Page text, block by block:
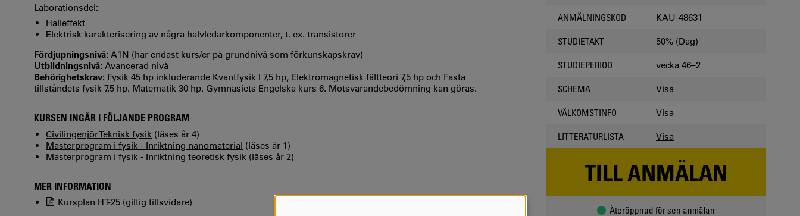
Laborationsdel:
Halleffekt
Elektrisk karakterisering av några halvledarkomponenter, t. ex. transistorer
Fördjupningsnivå: A1N (har endast kurs/er på grundnivå som förkunskapskrav)
Utbildningsnivå: Avancerad nivå
Behörighetskrav: Fysik 45 hp inkluderande Kvantfysik I 7,5 hp, Elektromagnetisk fältteori 7,5 hp och Fasta
tillståndets fysik 7,5 hp. Matematik 30 hp. Gymnasiets Engelska kurs 6. Motsvarandebedömning kan göras.
KURSEN INGÅR I FÖLJANDE PROGRAM
Civilingenjör Teknisk fysik (läses år 4)
Masterprogram i fysik - Inriktning nanomaterial (läses år 1)
Masterprogram i fysik - Inriktning teoretisk fysik (läses år 2)
MER INFORMATION
Kursplan HT-25 (giltig tillsvidare)
ANMÄLNINGSKOD KAU-48631
STUDIETAKT 50% (Dag)
STUDIEPERIOD vecka 46–2
SCHEMA Visa
VÄLKOMSTINFO Visa
LITTERATURLISTA Visa
TILL ANMÄLAN
Återöppnad för sen anmälan